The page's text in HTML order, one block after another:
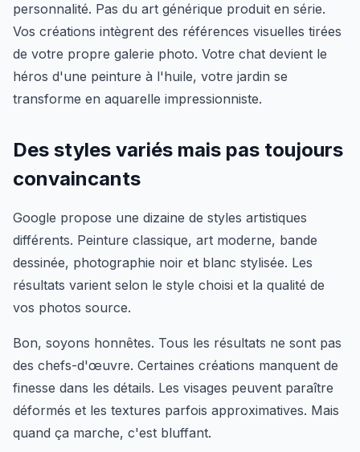
personnalité. Pas du art générique produit en série.
Vos créations intègrent des références visuelles tirées
de votre propre galerie photo. Votre chat devient le
héros d'une peinture à l'huile, votre jardin se
transforme en aquarelle impressionniste.
Des styles variés mais pas toujours
convaincants
Google propose une dizaine de styles artistiques
différents. Peinture classique, art moderne, bande
dessinée, photographie noir et blanc stylisée. Les
résultats varient selon le style choisi et la qualité de
vos photos source.
Bon, soyons honnêtes. Tous les résultats ne sont pas
des chefs-d'œuvre. Certaines créations manquent de
finesse dans les détails. Les visages peuvent paraître
déformés et les textures parfois approximatives. Mais
quand ça marche, c'est bluffant.